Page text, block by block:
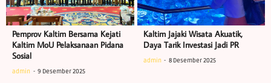
Pemprov Kaltim Bersama Kejati
Kaltim MoU Pelaksanaan Pidana
Sosial
admin 9 Desember 2025
Kaltim Jajaki Wisata Akuatik,
Daya Tarik Investasi Jadi PR
admin 8 Desember 2025